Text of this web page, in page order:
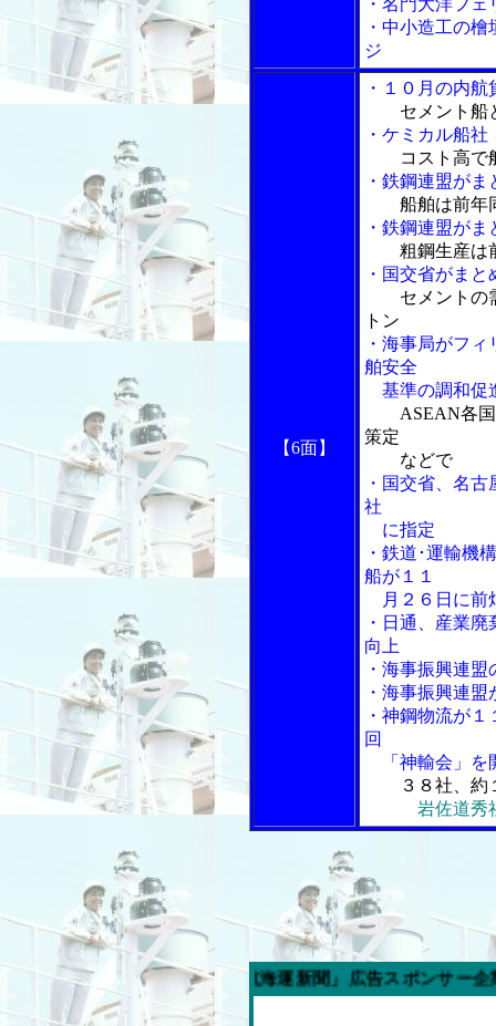
・名門大洋フ
・中小造工の
ジ
【6面】
・１０月の内
セメント船
・ケミカル船
コスト高で
・鉄鋼連盟が
船舶は前年
・鉄鋼連盟が
粗鋼生産は
・国交省がま
セメントの
トン
・海事局がフ
舶安全
基準の調和促
ASEAN各
策定
などで
・国交省、名
社
に指定
・鉄道･運輸機
船が１１
月２６日に前
・日通、産業
向上
・海事振興連
・海事振興連
・神鋼物流が
回
「神輸会」を
３８社、約
岩佐道秀
今週の「内航海運新聞」広告スポンサー企業